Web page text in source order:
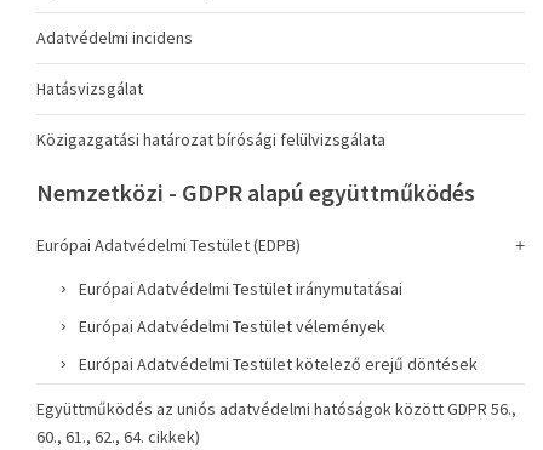
Adatvédelmi incidens
Hatásvizsgálat
Közigazgatási határozat bírósági felülvizsgálata
Nemzetközi - GDPR alapú együttműködés
Európai Adatvédelmi Testület (EDPB)
Európai Adatvédelmi Testület iránymutatásai
Európai Adatvédelmi Testület vélemények
Európai Adatvédelmi Testület kötelező erejű döntések
Együttműködés az uniós adatvédelmi hatóságok között GDPR 56.,
60., 61., 62., 64. cikkek)